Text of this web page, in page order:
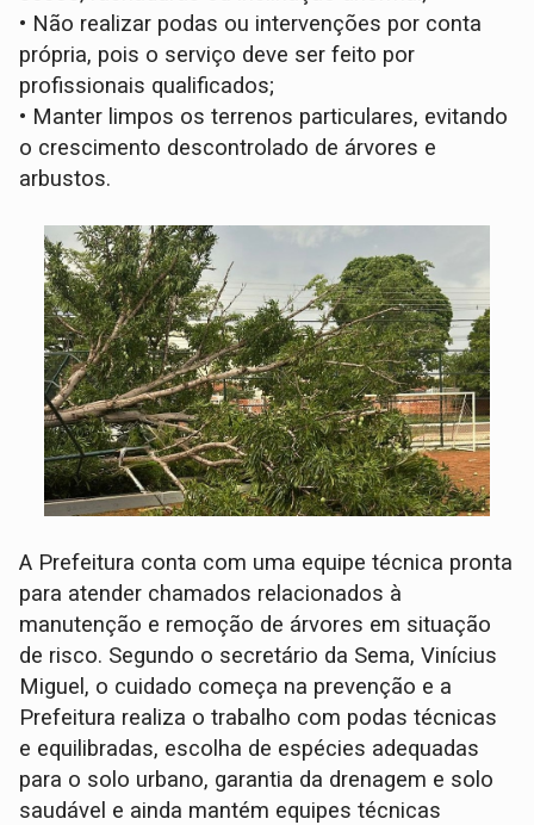
• Não realizar podas ou intervenções por conta
própria, pois o serviço deve ser feito por
profissionais qualificados;
• Manter limpos os terrenos particulares, evitando
o crescimento descontrolado de árvores e
arbustos.
A Prefeitura conta com uma equipe técnica pronta
para atender chamados relacionados à
manutenção e remoção de árvores em situação
de risco. Segundo o secretário da Sema, Vinícius
Miguel, o cuidado começa na prevenção e a
Prefeitura realiza o trabalho com podas técnicas
e equilibradas, escolha de espécies adequadas
para o solo urbano, garantia da drenagem e solo
saudável e ainda mantém equipes técnicas